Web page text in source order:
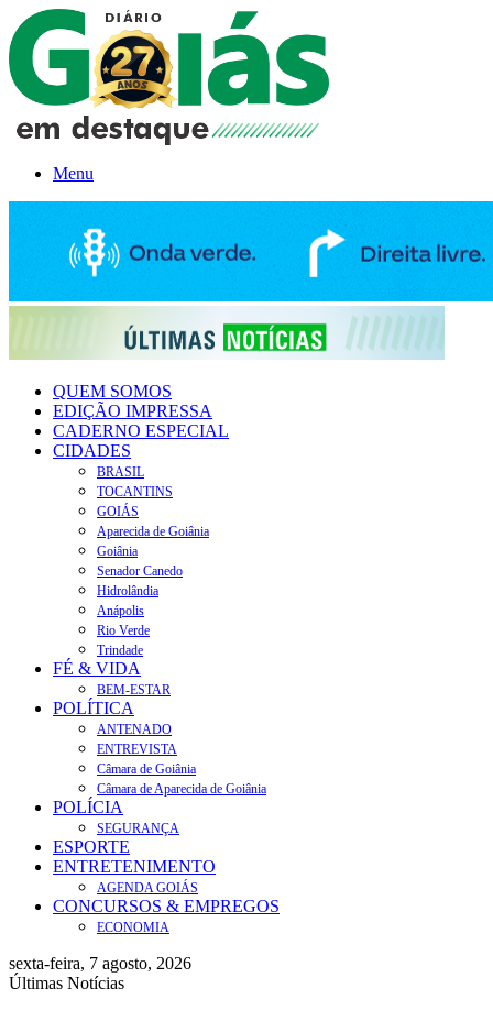
Menu
QUEM SOMOS
EDIÇÃO IMPRESSA
CADERNO ESPECIAL
CIDADES
BRASIL
TOCANTINS
GOIÁS
Aparecida de Goiânia
Goiânia
Senador Canedo
Hidrolândia
Anápolis
Rio Verde
Trindade
FÉ & VIDA
BEM-ESTAR
POLÍTICA
ANTENADO
ENTREVISTA
Câmara de Goiânia
Câmara de Aparecida de Goiânia
POLÍCIA
SEGURANÇA
ESPORTE
ENTRETENIMENTO
AGENDA GOIÁS
CONCURSOS & EMPREGOS
ECONOMIA
sexta-feira, 7 agosto, 2026
Últimas Notícias